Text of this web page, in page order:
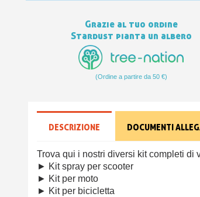
Grazie al tuo ordine
Stardust pianta un albero
(Ordine a partire da 50 €)
DESCRIZIONE DOCUMENTI
Trova qui i nostri diversi kit completi di
► Kit spray per scooter
► Kit per moto
► Kit per bicicletta